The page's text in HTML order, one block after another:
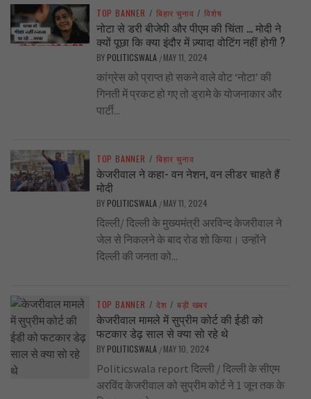
TOP BANNER / बिहार चुनाव / विशेष
नोटा से डरी बीजेपी और पीएम की चिंता … मोदी ने
क्यों पूछा कि क्या इंदौर में ज़्यादा वोटिंग नहीं होगी ?
BY POLITICSWALA / MAY 11, 2024
कांग्रेस को प्राप्त हो सकने वाले वोट ‘नोटा’ की
गिनती में प्रकट हो गए तो ड्रामे के योजनाकार और
पार्टी...
TOP BANNER / बिहार चुनाव
केजरीवाल ने कहा- वन नेशन, वन लीडर चाहते हैं
मोदी
BY POLITICSWALA / MAY 11, 2024
दिल्ली/ दिल्ली के मुख्यमंत्री अरविन्द केजरीवाल ने
जेल से निकलने के बाद रोड शो किया। उन्होंने
दिल्ली की जनता को...
TOP BANNER / देश / बड़ी खबर
केजरीवाल मामले में सुप्रीम कोर्ट की ईडी को
फटकार डेढ़ साल से क्या सो रहे थे
BY POLITICSWALA / MAY 10, 2024
Politicswala report दिल्ली / दिल्ली के सीएम
अरविंद केजरीवाल को सुप्रीम कोर्ट ने 1 जून तक के